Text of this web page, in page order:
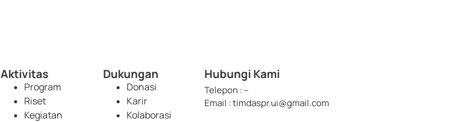
Aktivitas
Program
Riset
Kegiatan
Dukungan
Donasi
Karir
Kolaborasi
Hubungi Kami
Telepon : –
Email : timdaspr.ui@gmail.com